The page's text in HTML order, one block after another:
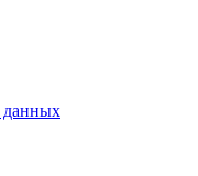
данных